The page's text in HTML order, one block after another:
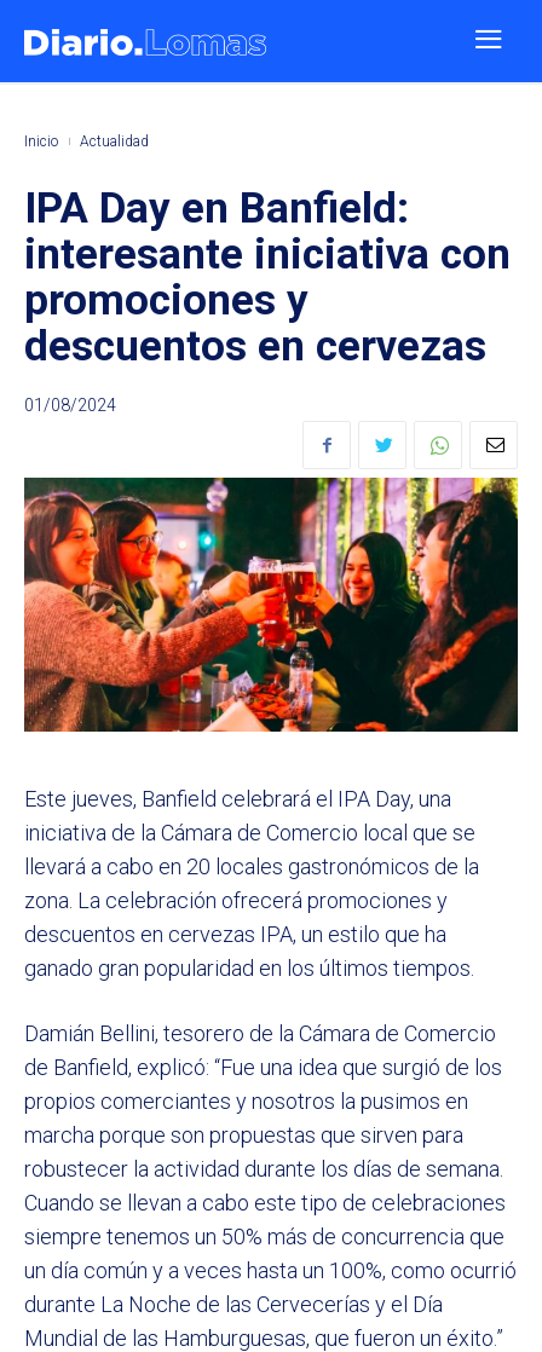
Inicio Actualidad
IPA Day en Banfield:
interesante iniciativa con
promociones y
descuentos en cervezas
01/08/2024
Este jueves, Banfield celebrará el IPA Day, una
iniciativa de la Cámara de Comercio local que se
llevará a cabo en 20 locales gastronómicos de la
zona. La celebración ofrecerá promociones y
descuentos en cervezas IPA, un estilo que ha
ganado gran popularidad en los últimos tiempos.
Damián Bellini, tesorero de la Cámara de Comercio
de Banfield, explicó: “Fue una idea que surgió de los
propios comerciantes y nosotros la pusimos en
marcha porque son propuestas que sirven para
robustecer la actividad durante los días de semana.
Cuando se llevan a cabo este tipo de celebraciones
siempre tenemos un 50% más de concurrencia que
un día común y a veces hasta un 100%, como ocurrió
durante La Noche de las Cervecerías y el Día
Mundial de las Hamburguesas, que fueron un éxito.”